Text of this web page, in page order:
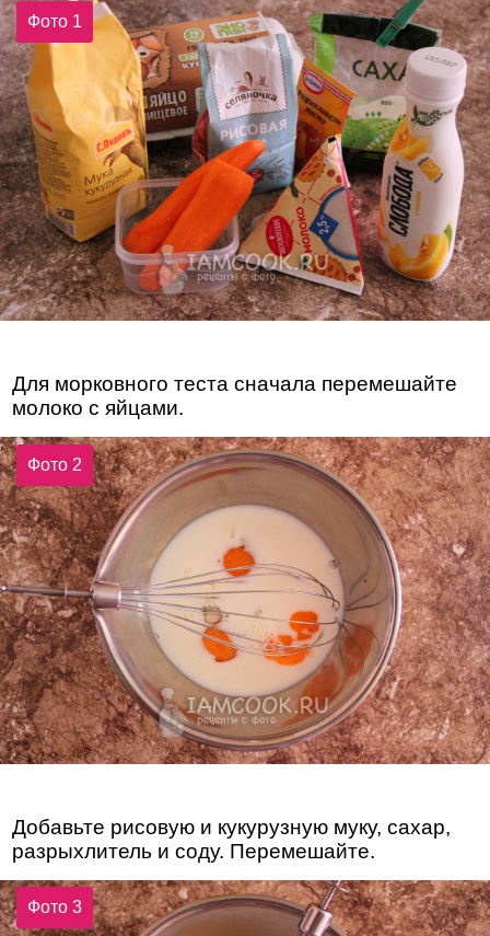
Фото 1
Для морковного теста сначала перемешайте
молоко с яйцами.
Фото 2
Добавьте рисовую и кукурузную муку, сахар,
разрыхлитель и соду. Перемешайте.
Фото 3